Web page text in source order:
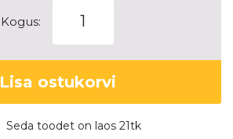
Kogus:
BLUEARTH-
ES
ES32
kogus
Lisa ostukorvi
Seda toodet on laos 21tk